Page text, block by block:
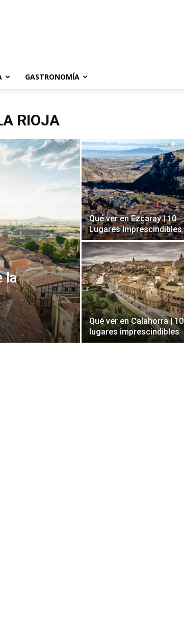
GASTRONOMÍA
RIOJA
la
Qué ver en Ezcaray | 10
Lugares Imprescindibles
Qué ver en Calahorra | 10
lugares imprescindibles